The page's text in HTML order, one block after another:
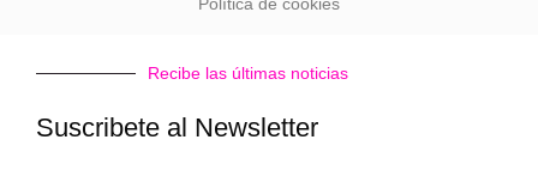
Política de cookies
Recibe las últimas noticias
Suscribete al Newsletter